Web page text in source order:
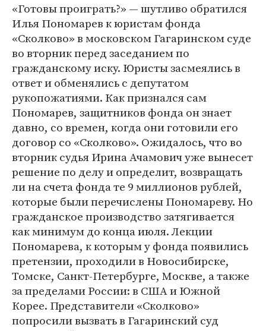
«Готовы проиграть?» ― шутливо обратился
Илья Пономарев к юристам фонда
«Сколково» в московском Гагаринском суде
во вторник перед заседанием по
гражданскому иску. Юристы засмеялись в
ответ и обменялись с депутатом
рукопожатиями. Как признался сам
Пономарев, защитников фонда он знает
давно, со времен, когда они готовили его
договор со «Сколково». Ожидалось, что во
вторник судья Ирина Ачамович уже вынесет
решение по делу и определит, возвращать
ли на счета фонда те 9 миллионов рублей,
которые были перечислены Пономареву. Но
гражданское производство затягивается
как минимум до конца июля. Лекции
Пономарева, к которым у фонда появились
претензии, проходили в Новосибирске,
Томске, Санкт-Петербурге, Москве, а также
за пределами России: в США и Южной
Корее. Представители «Сколково»
попросили вызвать в Гагаринский суд